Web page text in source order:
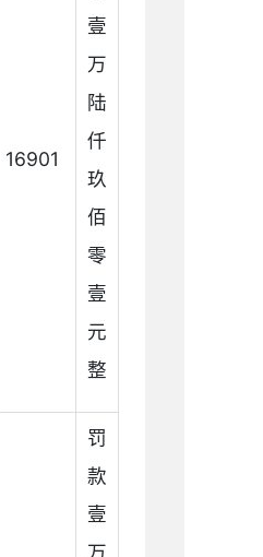
16901
壹
万
陆
仟
玖
佰
零
壹
元
整
罚
款
壹
万